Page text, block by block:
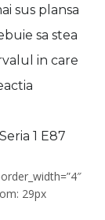
sus plansa
sa stea
in care
1 E87
29px